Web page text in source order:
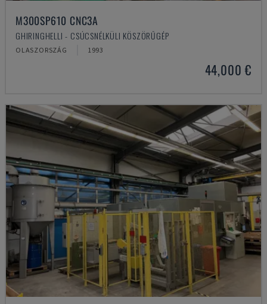
M300SP610 CNC3A
GHIRINGHELLI - CSÚCSNÉLKÜLI KÖSZÖRŰGÉP
OLASZORSZÁG 1993
44,000 €